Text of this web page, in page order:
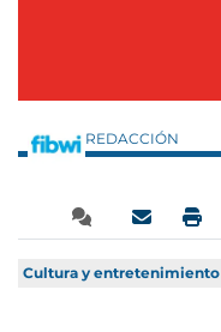
REDACCIÓN
Cultura y entretenimiento